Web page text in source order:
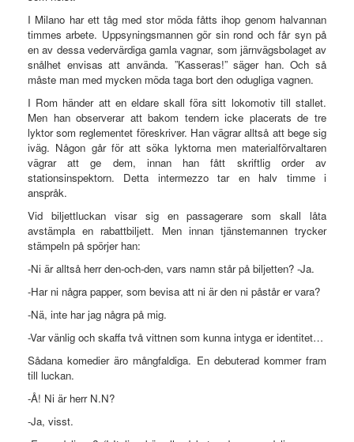
I Milano har ett tåg med stor möda fåtts ihop genom halvannan
timmes arbete. Uppsyningsmannen gör sin rond och får syn på
en av dessa vedervärdiga gamla vagnar, som järnvägsbolaget av
snålhet envisas att använda. ”Kasseras!” säger han. Och så
måste man med mycken möda taga bort den odugliga vagnen.
I Rom händer att en eldare skall föra sitt lokomotiv till stallet.
Men han observerar att bakom tendern icke placerats de tre
lyktor som reglementet föreskriver. Han vägrar alltså att bege sig
iväg. Någon går för att söka lyktorna men materialförvaltaren
vägrar att ge dem, innan han fått skriftlig order av
stationsinspektorn. Detta intermezzo tar en halv timme i
anspråk.
Vid biljettluckan visar sig en passagerare som skall låta
avstämpla en rabattbiljett. Men innan tjänstemannen trycker
stämpeln på spörjer han:
-Ni är alltså herr den-och-den, vars namn står på biljetten? -Ja.
-Har ni några papper, som bevisa att ni är den ni påstår er vara?
-Nä, inte har jag några på mig.
-Var vänlig och skaffa två vittnen som kunna intyga er identitet…
Sådana komedier äro mångfaldiga. En debuterad kommer fram
till luckan.
-Å! Ni är herr N.N?
-Ja, visst.